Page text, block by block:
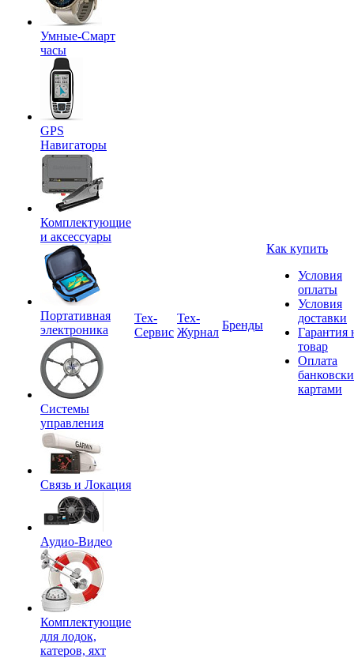
Умные-Смарт
часы
GPS
Навигаторы
Комплектующие
и аксессуары
Портативная
электроника
Системы
управления
Связь и Локация
Аудио-Видео
Комплектующие
для лодок,
катеров, яхт
Tex-
Сервис
Тех-
Журнал
Бренды
Как купить
Условия
оплаты
Условия
доставки
Гарантия
товар
Оплата
картами